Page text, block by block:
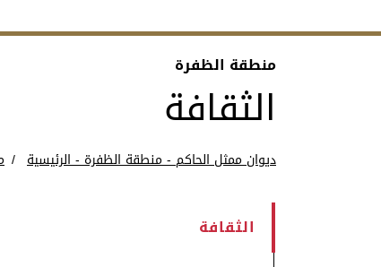
منطقة الظفرة
الثقافة
ديوان ممثل الحاكم - منطقة الظفرة - الرئيسية
الثقافة